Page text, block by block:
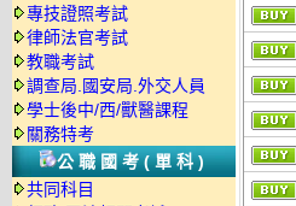
專技證照考試
律師法官考試
教職考試
調查局.國安局.外交人員
學士後中/西/獸醫課程
關務特考
公職國考(單科)
共同科目